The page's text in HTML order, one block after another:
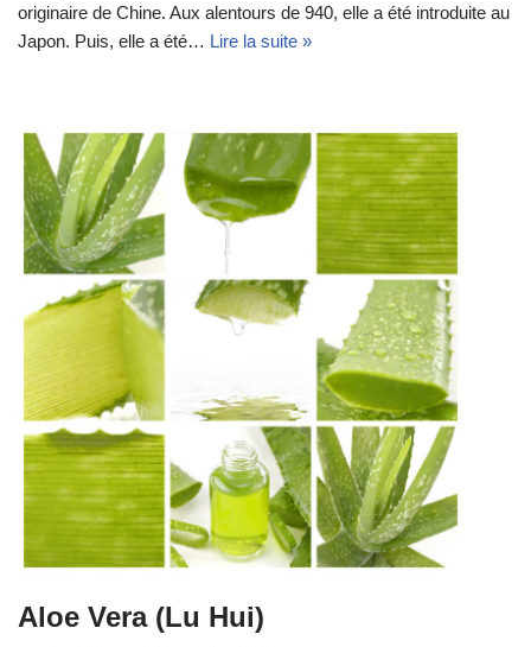
originaire de Chine. Aux alentours de 940, elle a été introduite au
Japon. Puis, elle a été… Lire la suite »
Aloe Vera (Lu Hui)